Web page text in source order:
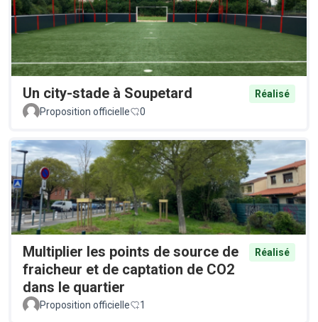
Un city-stade à Soupetard
Réalisé
Proposition officielle
0
Multiplier les points de source de
fraicheur et de captation de CO2
dans le quartier
Réalisé
Proposition officielle 1